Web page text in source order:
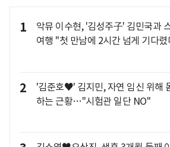
1
악뮤 이수현, '김성주子' 김민국과
여행 "첫 만남에 2시간 넘게 기다렸
2
'김준호♥' 김지민, 자연 임신 위해
하는 근황…"시험관 일단 NO"